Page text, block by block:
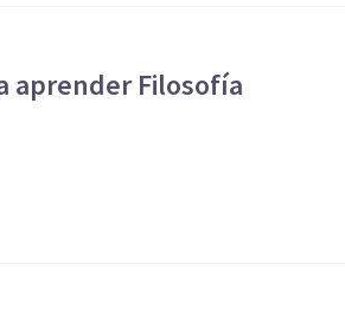
aprender Filosofía